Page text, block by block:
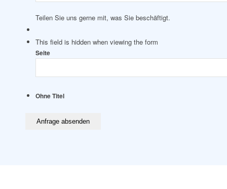
Teilen Sie uns gerne mit, was Sie beschäftigt.
This field is hidden when viewing the form
Seite
Ohne Titel